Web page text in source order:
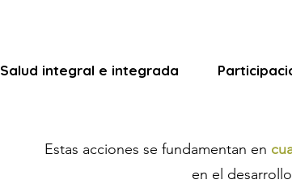
Salud integral e integrada
Estas acciones se fundamentan en
en el